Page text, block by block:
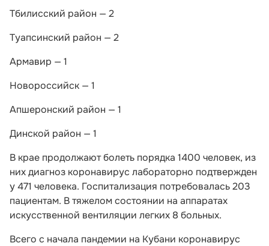
Тбилисский район — 2
Туапсинский район — 2
Армавир — 1
Новороссийск — 1
Апшеронский район — 1
Динской район — 1
В крае продолжают болеть порядка 1400 человек, из
них диагноз коронавирус лабораторно подтвержден
у 471 человека. Госпитализация потребовалась 203
пациентам. В тяжелом состоянии на аппаратах
искусственной вентиляции легких 8 больных.
Всего с начала пандемии на Кубани коронавирус